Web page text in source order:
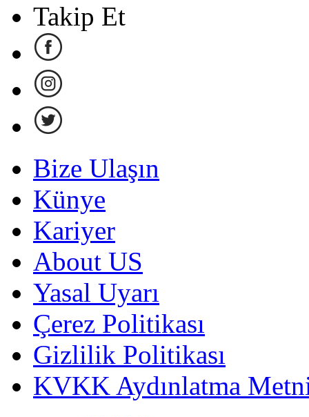
Takip Et
Bize Ulaşın
Künye
Kariyer
About US
Yasal Uyarı
Çerez Politikası
Gizlilik Politikası
KVKK Aydınlatma